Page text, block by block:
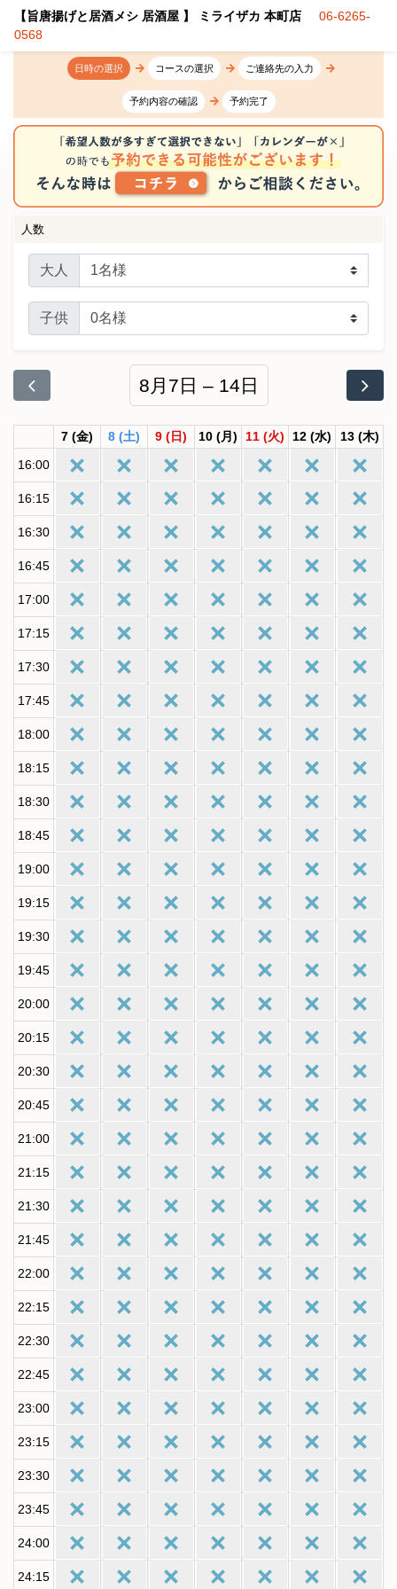
【旨唐揚げと居酒メシ 居酒屋 】 ミライザカ 本町店
06-6265-
0568
日時の選択 コースの選択 ご連絡先の入力
予約内容の確認 予約完了
人数
大人
子供
8月7日 – 14日
7 (金) 8 (土) 9 (日) 10 (月) 11 (火) 12 (水) 13 (木)
16:00
16:15
16:30
16:45
17:00
17:15
17:30
17:45
18:00
18:15
18:30
18:45
19:00
19:15
19:30
19:45
20:00
20:15
20:30
20:45
21:00
21:15
21:30
21:45
22:00
22:15
22:30
22:45
23:00
23:15
23:30
23:45
24:00
24:15